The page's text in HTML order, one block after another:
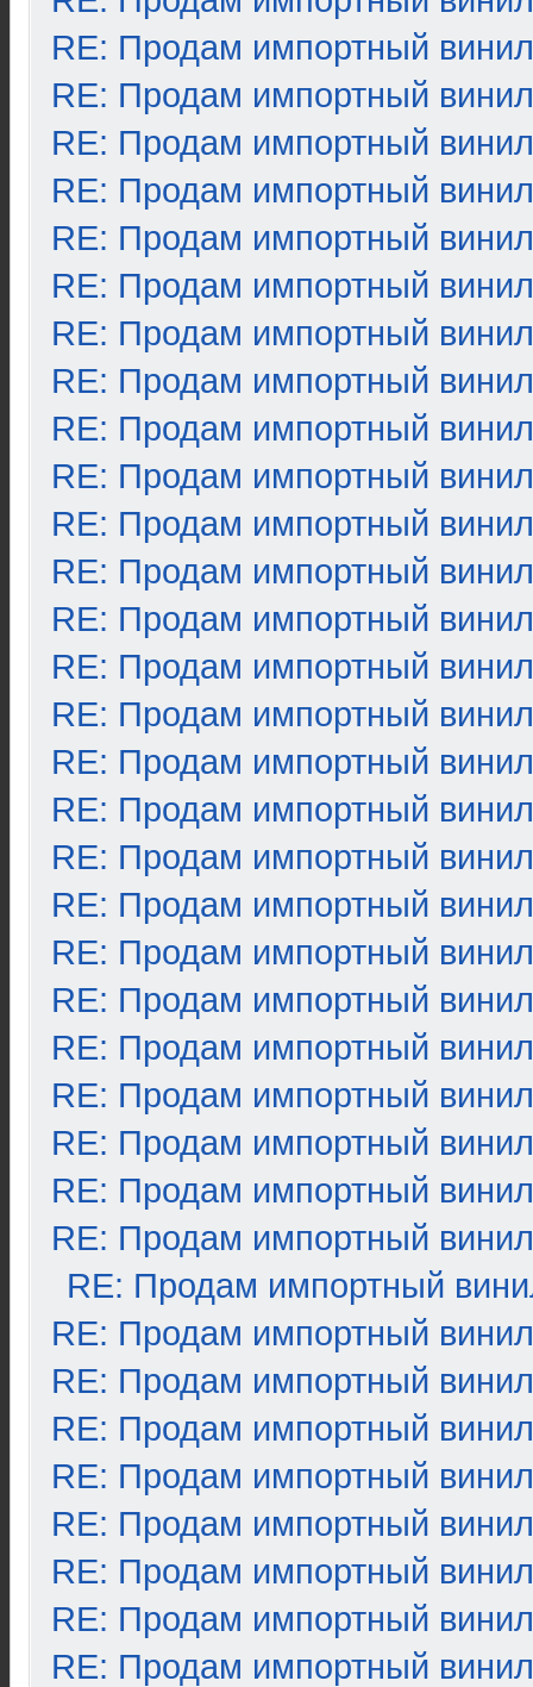
RE: Продам импортный винил
RE: Продам импортный винил
RE: Продам импортный винил
RE: Продам импортный винил
RE: Продам импортный винил
RE: Продам импортный винил
RE: Продам импортный винил
RE: Продам импортный винил
RE: Продам импортный винил
RE: Продам импортный винил
RE: Продам импортный винил
RE: Продам импортный винил
RE: Продам импортный винил
RE: Продам импортный винил
RE: Продам импортный винил
RE: Продам импортный винил
RE: Продам импортный винил
RE: Продам импортный винил
RE: Продам импортный винил
RE: Продам импортный винил
RE: Продам импортный винил
RE: Продам импортный винил
RE: Продам импортный винил
RE: Продам импортный винил
RE: Продам импортный винил
RE: Продам импортный винил
RE: Продам импортный
RE: Продам импортный винил
RE: Продам импортный винил
RE: Продам импортный винил
RE: Продам импортный винил
RE: Продам импортный винил
RE: Продам импортный винил
RE: Продам импортный винил
RE: Продам импортный винил